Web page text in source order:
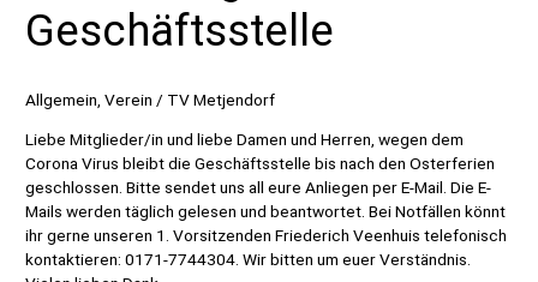
Geschäftsstelle
Allgemein ,Verein / TV Metjendorf
Liebe Mitglieder/in und liebe Damen und Herren, wegen dem
Corona Virus bleibt die Geschäftsstelle bis nach den Osterferien
geschlossen. Bitte sendet uns all eure Anliegen per E-Mail. Die E-
Mails werden täglich gelesen und beantwortet. Bei Notfällen könnt
ihr gerne unseren 1. Vorsitzenden Friederich Veenhuis telefonisch
kontaktieren: 0171-7744304. Wir bitten um euer Verständnis.